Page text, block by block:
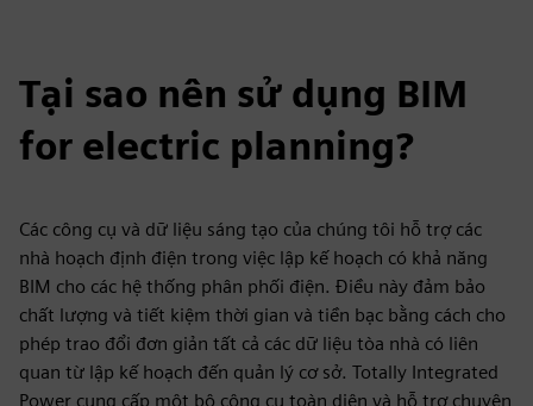
Tại sao nên sử dụng BIM
for electric planning?
Các công cụ và dữ liệu sáng tạo của chúng tôi hỗ trợ các
nhà hoạch định điện trong việc lập kế hoạch có khả năng
BIM cho các hệ thống phân phối điện. Điều này đảm bảo
chất lượng và tiết kiệm thời gian và tiền bạc bằng cách cho
phép trao đổi đơn giản tất cả các dữ liệu tòa nhà có liên
quan từ lập kế hoạch đến quản lý cơ sở. Totally Integrated
Power cung cấp một bộ công cụ toàn diện và hỗ trợ chuyên